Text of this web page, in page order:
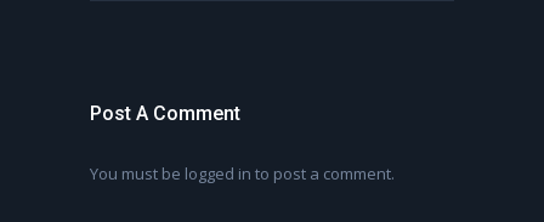
Post A Comment
You must be logged in to post a comment.